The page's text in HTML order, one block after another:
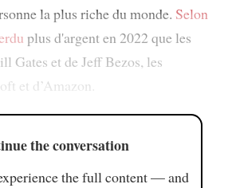
la plus riche du monde. Selon
plus d'argent en 2022 que les
Gates et de Jeff Bezos, les
et d’Amazon.
the conversation
the full content — and